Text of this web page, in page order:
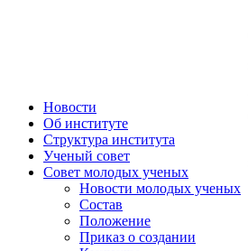
Новости
Об институте
Структура института
Ученый совет
Совет молодых ученых
Новости молодых ученых
Состав
Положение
Приказ о создании